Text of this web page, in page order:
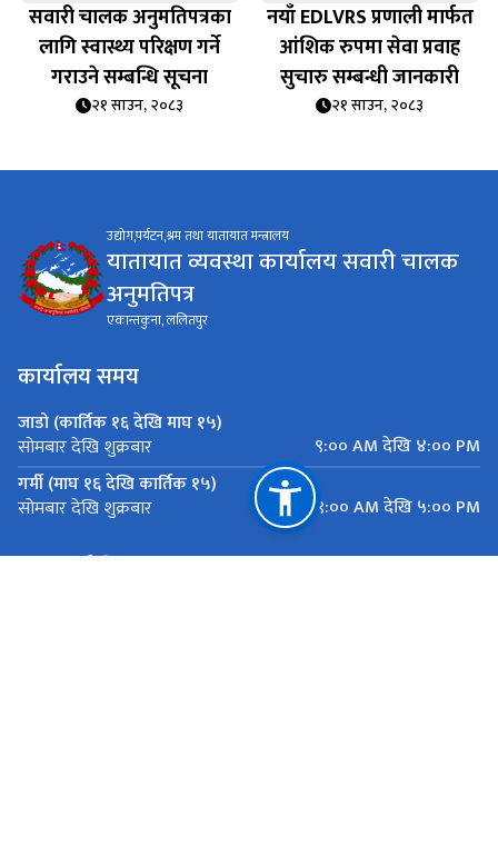
सवारी चालक अनुमतिपत्रका
लागि स्वास्थ्य परिक्षण गर्ने
गराउने सम्बन्धि सूचना
२१ साउन, २०८३
नयाँ EDLVRS प्रणाली मार्फत
आंशिक रुपमा सेवा प्रवाह
सुचारु सम्बन्धी जानकारी
२१ साउन, २०८३
उद्योग,पर्यटन,श्रम तथा यातायात मन्त्रालय
यातायात व्यवस्था कार्यालय सवारी चालक
अनुमतिपत्र
एकान्तकुना, ललितपुर
कार्यालय समय
जाडो (कार्तिक १६ देखि माघ १५)
सोमबार देखि शुक्रबार
९:०० AM देखि ४:०० PM
गर्मी (माघ १६ देखि कार्तिक १५)
सोमबार देखि शुक्रबार ९:०० AM देखि ५:०० PM
महत्त्वपूर्ण लिङ्कहरू